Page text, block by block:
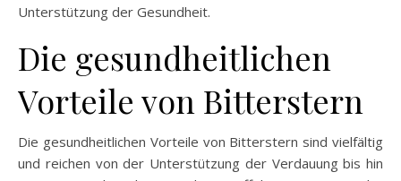
Unterstützung der Gesundheit.
Die gesundheitlichen
Vorteile von Bitterstern
Die gesundheitlichen Vorteile von Bitterstern sind vielfältig
und reichen von der Unterstützung der Verdauung bis hin